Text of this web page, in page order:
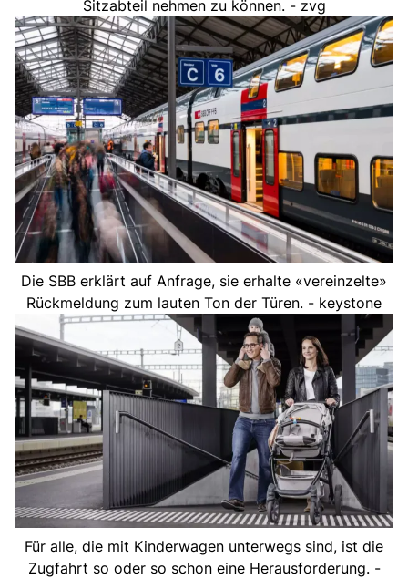
Sitzabteil nehmen zu können. - zvg
Die SBB erklärt auf Anfrage, sie erhalte «vereinzelte»
Rückmeldung zum lauten Ton der Türen. - keystone
Für alle, die mit Kinderwagen unterwegs sind, ist die
Zugfahrt so oder so schon eine Herausforderung. -